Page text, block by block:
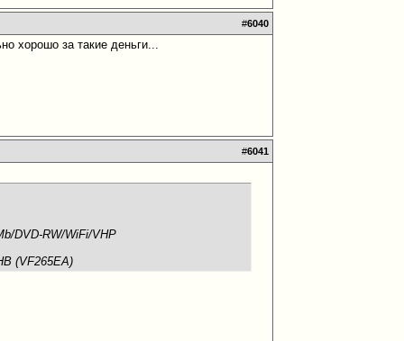
#6040
хорошо за такие деньги...
#6041
DVD-RW/WiFi/VHP
(VF265EA)